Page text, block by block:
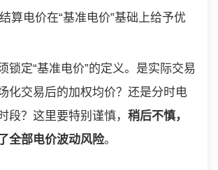
算电价在“基准电价”基础上给予优
锁定“基准电价”的定义。是实际交易
化交易后的加权均价？还是分时电
段？这里要特别谨慎， 稍后不慎，
全部电价波动风险。